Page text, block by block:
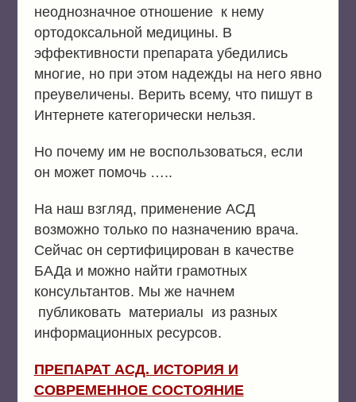
неоднозначное отношение к нему
ортодоксальной медицины. В
эффективности препарата убедились
многие, но при этом надежды на него явно
преувеличены. Верить всему, что пишут в
Интернете категорически нельзя.
Но почему им не воспользоваться, если
он может помочь …..
На наш взгляд, применение АСД
возможно только по назначению врача.
Сейчас он сертифицирован в качестве
БАДа и можно найти грамотных
консультантов. Мы же начнем
публиковать материалы из разных
информационных ресурсов.
ПРЕПАРАТ АСД. ИСТОРИЯ И
СОВРЕМЕННОЕ СОСТОЯНИЕ